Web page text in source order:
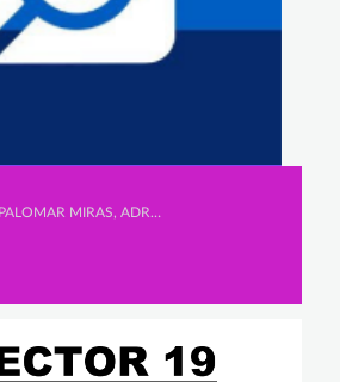
Secundaria, CLAUDIA PALOMAR MIRAS, ADRIANA VIDAURRE CALDERÓN y IGNACIO GARCÍA OJEDA